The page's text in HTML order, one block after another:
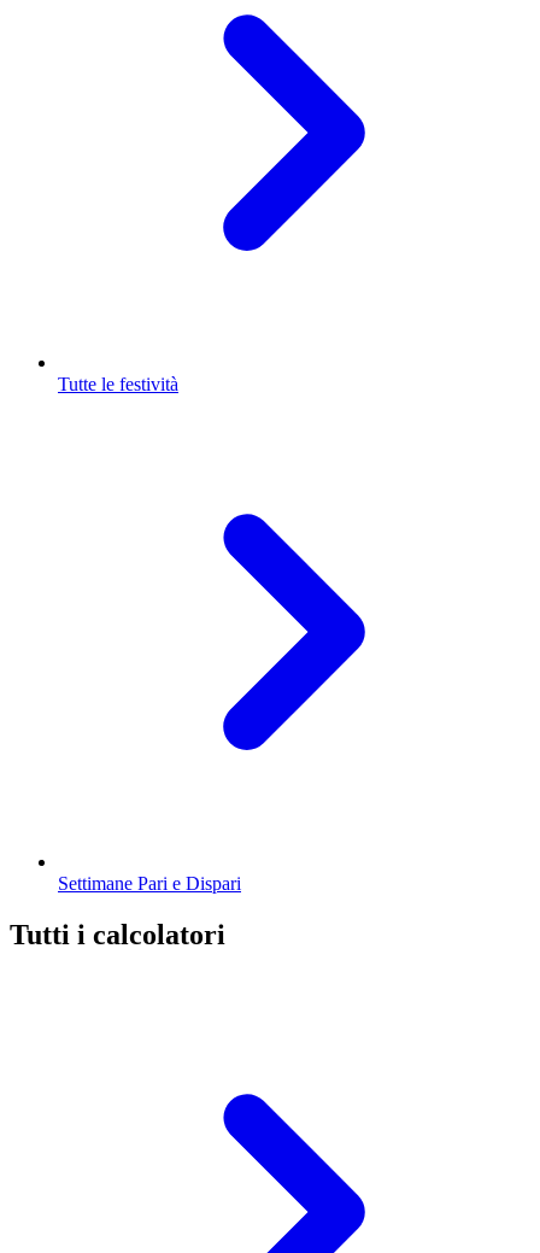
Tutte le festività
Settimane Pari e Dispari
Tutti i calcolatori